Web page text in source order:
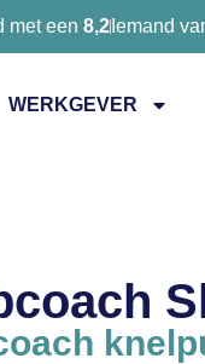
met een 8,2Iemand
WERKGEVER